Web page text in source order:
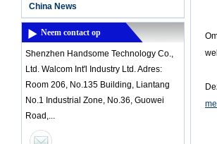
China News
Neem contact op
Shenzhen Handsome Technology Co.,
Ltd. Walcom Int'l Industry Ltd. Adres:
Room 206, No.135 Building, Liantang
No.1 Industrial Zone, No.36, Guowei
Road,...